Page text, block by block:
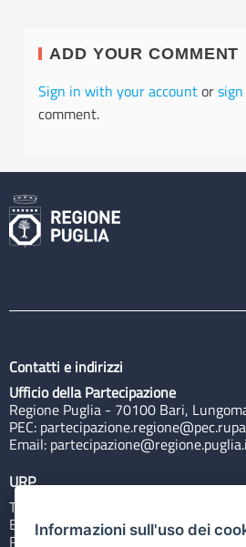
ADD YOUR COMMENT
Sign in with your accountor
comment.
Contatti e indirizzi
Ufficio della Partecipazione
Regione Puglia - 70100 Bari,
PEC:
Email:
URP
Tel: 800713939
Email:quiregione@regione.puglia.it
Rubrica
Informazioni sull'uso dei